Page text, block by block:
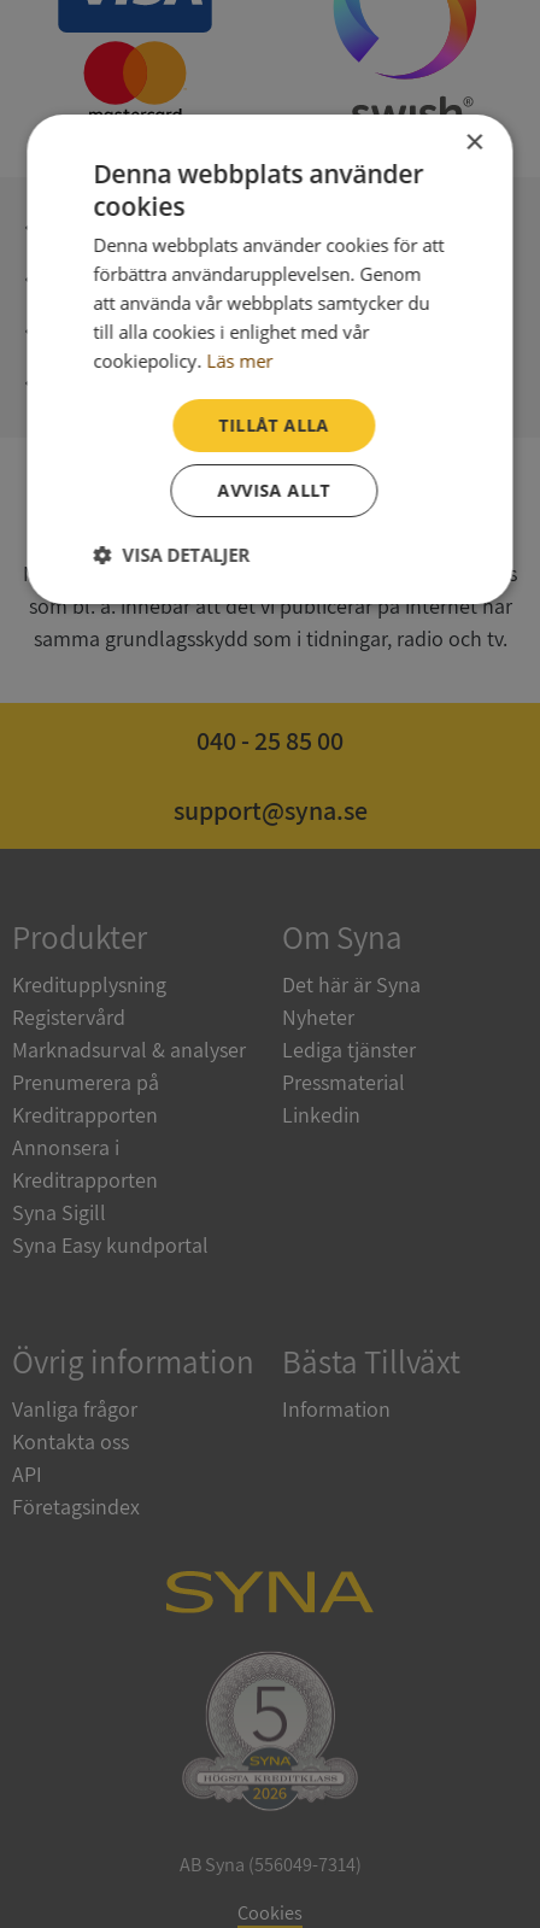
Säker betalning med stripe
Direkt digital leverans
Syna har för webbplatsen www.syna.se ett av
Myndigheten för press, radio och tv s.k. utgivningsbevis
som bl. a. innebär att det vi publicerar på internet har
samma grundlagsskydd som i tidningar, radio och tv.
040 - 25 85 00
support@syna.se
Produkter
Kreditupplysning
Registervård
Marknadsurval & analyser
Prenumerera på
Kreditrapporten
Annonsera i
Kreditrapporten
Syna Sigill
Syna Easy kundportal
Om Syna
Det här är Syna
Nyheter
Lediga tjänster
Pressmaterial
Linkedin
Övrig information
Vanliga frågor
Kontakta oss
API
Företagsindex
Bästa Tillväxt
Information
AB Syna (556049-7314)
Cookies
×
Denna webbplats använder
cookies
Denna webbplats använder cookies för att
förbättra användarupplevelsen. Genom
att använda vår webbplats samtycker du
till alla cookies i enlighet med vår
cookiepolicy. Läs mer
TILLÅT ALLA
AVVISA ALLT
VISA DETALJER
Strikt
nödvändigt
Prestanda Inriktning
kärnwebbplatsfunktioner som användarinloggning
och kontohantering. Webbplatsen kan inte
användas ordentligt utan strikt nödvändiga cookies.
Namn
Leverantör
Domän
VISITOR_PRIVACY_METADATA
ASP.NET_SessionId
Microsoft
Corporation
de.syna.se
Google